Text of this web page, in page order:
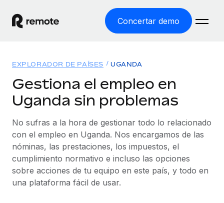
Concertar demo
EMPLEO GLOBAL
Nómina global
Gestiona las nóminas de forma sencilla y conforme a la
legalidad.
Employer of Record
Expándete en todo el mundo sin gastar en entidades.
Soluciones
COBERTURA MUNDIAL
Explorador de países
Consulta el soporte del empleo global según el país.
Explorador estatal de EE. UU.
Simplifica la contratación en todos los estados de EE.
Recursos
HERRAMIENTAS Y CALCULADORAS
Calculadora del riesgo de clasificación errónea
Consulta el riesgo de clasificación errónea por país.
Precios
EXPLORADOR DE PAÍSES UGANDA
Gestiona el empleo en
Uganda sin problemas
No sufras a la hora de gestionar todo lo relacionado
con el empleo en Uganda. Nos encargamos de las
nóminas, las prestaciones, los impuestos, el
cumplimiento normativo e incluso las opciones
sobre acciones de tu equipo en este país, y todo en
una plataforma fácil de usar.